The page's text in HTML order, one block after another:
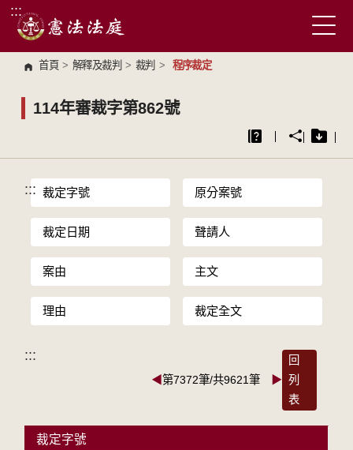
跳到主要內容區塊
:::
首頁 > 解釋及裁判 > 裁判 > 程序裁定
114年審裁字第862號
::: 裁定字號 原分案號
裁定日期 聲請人
案由 主文
理由 裁定全文
:::
◀第7372筆/共9621筆 ▶
回
列
表
裁定字號